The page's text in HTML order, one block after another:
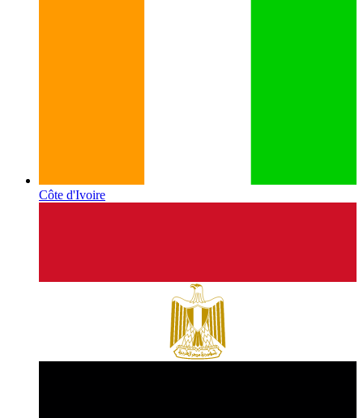
Côte d'Ivoire